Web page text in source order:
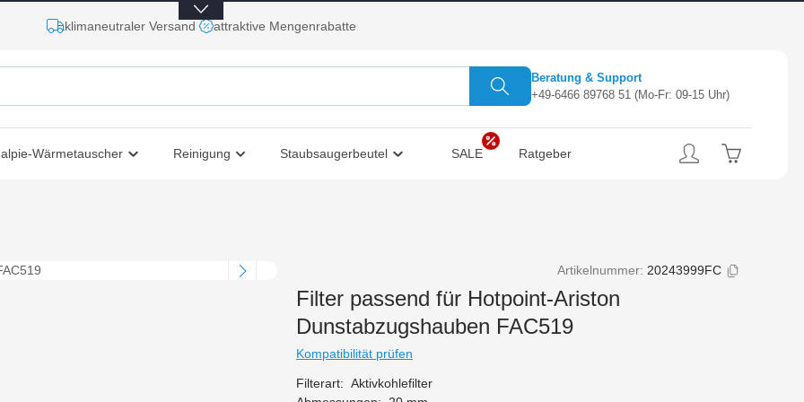
klimaneutraler Versand attraktive Mengenrabatte
Wärmetauscher Reinigung Staubsaugerbeutel SALE Ratgeber
Beratung & Support
+49-6466 89768 51 (Mo-Fr: 09-15 Uhr)
Artikelnummer: 20243999FC
Filter passend für Hotpoint-Ariston
Dunstabzugshauben FAC519
Kompatibilität prüfen
Filterart: Aktivkohlefilter